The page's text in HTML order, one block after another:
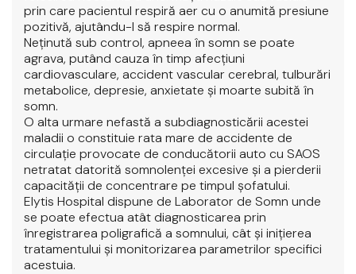
prin care pacientul respiră aer cu o anumită presiune
pozitivă, ajutându-l să respire normal.
Neținută sub control, apneea în somn se poate
agrava, putând cauza în timp afecțiuni
cardiovasculare, accident vascular cerebral, tulburări
metabolice, depresie, anxietate şi moarte subită în
somn.
O alta urmare nefastă a subdiagnosticării acestei
maladii o constituie rata mare de accidente de
circulaţie provocate de conducătorii auto cu SAOS
netratat datorită somnolenţei excesive şi a pierderii
capacităţii de concentrare pe timpul şofatului.
Elytis Hospital dispune de Laborator de Somn unde
se poate efectua atât diagnosticarea prin
înregistrarea poligrafică a somnului, cât şi iniţierea
tratamentului şi monitorizarea parametrilor specifici
acestuia.